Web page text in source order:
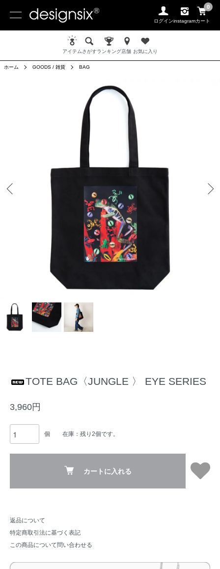
ログインinstagram
0
カート
アイテムさがすランキング店舗 お気に入り
ホーム GOODS / 雑貨 BAG
TOTE BAG〈JUNGLE 〉 EYE SERIES
3,960円
個 在庫：残り2個です。
カートに入れる
返品について
特定商取引法に基づく表記
この商品について問い合わせる